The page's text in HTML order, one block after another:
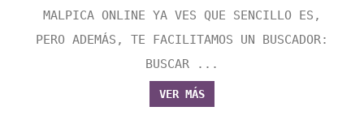
MALPICA ONLINE YA VES QUE SENCILLO ES,
PERO ADEMÁS, TE FACILITAMOS UN BUSCADOR:
BUSCAR ...
VER MÁS